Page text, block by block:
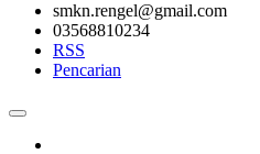
smkn.rengel@gmail.com
03568810234
RSS
Pencarian